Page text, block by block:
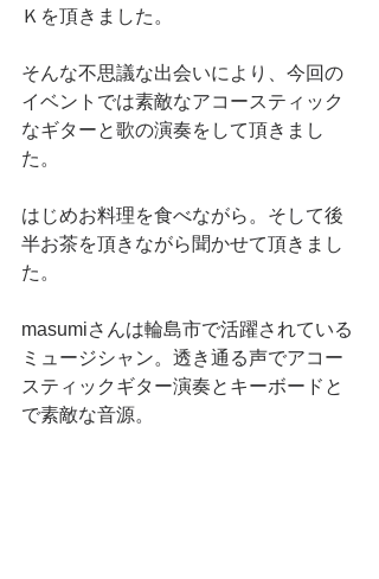
Ｋを頂きました。
そんな不思議な出会いにより、今回の
イベントでは素敵なアコースティック
なギターと歌の演奏をして頂きまし
た。
はじめお料理を食べながら。そして後
半お茶を頂きながら聞かせて頂きまし
た。
masumiさんは輪島市で活躍されている
ミュージシャン。透き通る声でアコー
スティックギター演奏とキーボードと
で素敵な音源。